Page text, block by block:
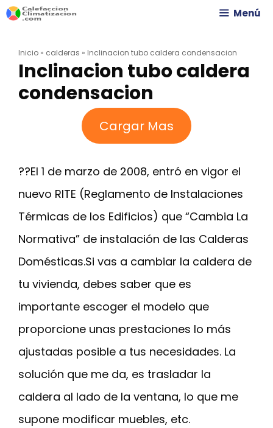
Saltar
contenido
Menú
Inicio » calderas » Inclinacion tubo caldera condensacion
Inclinacion tubo caldera
condensacion
Cargar Mas
??El 1 de marzo de 2008, entró en vigor el
nuevo RITE (Reglamento de Instalaciones
Térmicas de los Edificios) que “Cambia La
Normativa” de instalación de las Calderas
Domésticas.Si vas a cambiar la caldera de
tu vivienda, debes saber que es
importante escoger el modelo que
proporcione unas prestaciones lo más
ajustadas posible a tus necesidades. La
solución que me da, es trasladar la
caldera al lado de la ventana, lo que me
supone modificar muebles, etc.